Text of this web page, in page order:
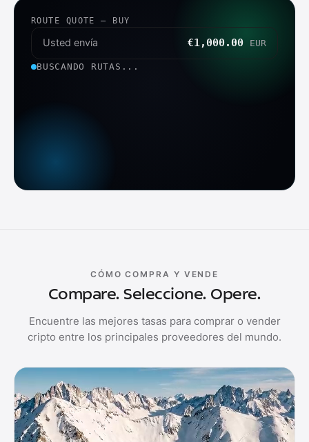
ROUTE QUOTE — BUY
Usted envía €1,000.00 EUR
BUSCANDO RUTAS...
CÓMO COMPRA Y VENDE
Compare. Seleccione. Opere.
Encuentre las mejores tasas para comprar o vender
cripto entre los principales proveedores del mundo.